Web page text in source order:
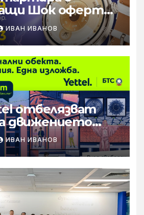
Шок оферти
онлайн
ИВАН ИВАНОВ
отбелязват
движението
– 100
туристически
специална
София
ИВАН ИВАНОВ